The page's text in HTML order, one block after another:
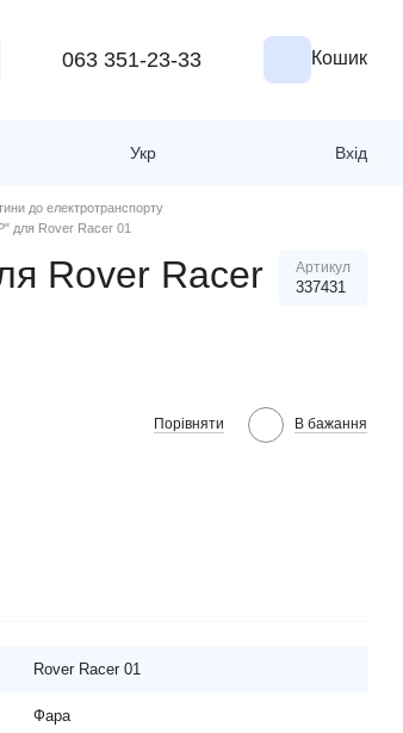
063 351-23-33 Кошик
Укр Вхід
до електротранспорту
для Rover Racer 01
Rover Racer
Артикул
337431
Порівняти В бажання
Rover Racer 01
Фара